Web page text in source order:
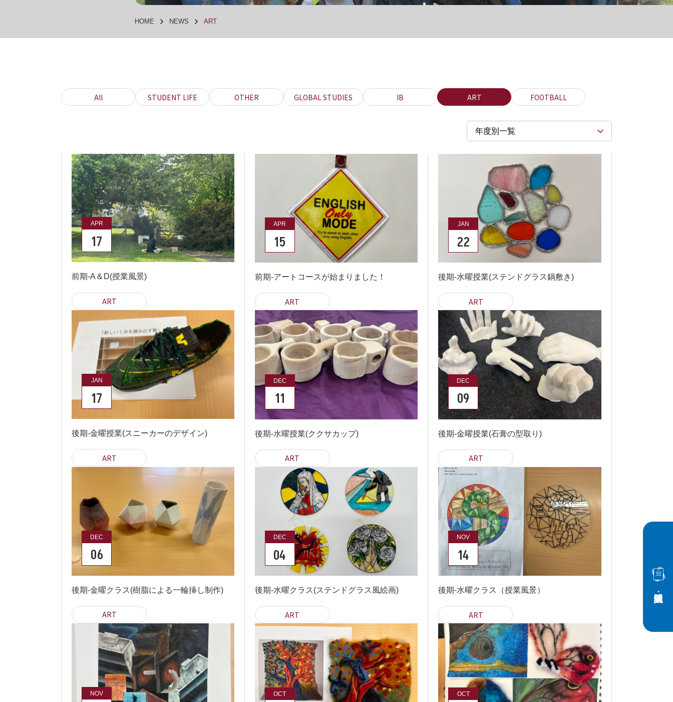
HOME NEWS ART
All STUDENT LIFE OTHER GLOBAL STUDIES IB ART FOOTBALL
年度別一覧
APR
17
前期-A＆D(授業風景)
ART
APR
15
前期-アートコースが始まりました！
ART
JAN
22
後期-水曜授業(ステンドグラス鍋敷き)
ART
JAN
17
後期-金曜授業(スニーカーのデザイン)
ART
DEC
11
後期-水曜授業(ククサカップ)
ART
DEC
09
後期-金曜授業(石膏の型取り)
ART
DEC
06
後期-金曜クラス(樹脂による一輪挿し制作)
ART
DEC
04
後期-水曜クラス(ステンドグラス風絵画)
ART
NOV
14
後期-水曜クラス（授業風景）
ART
NOV OCT OCT